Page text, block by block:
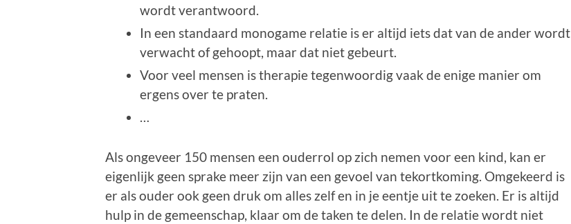
wordt verantwoord.
In een standaard monogame relatie is er altijd iets dat van de ander wordt
verwacht of gehoopt, maar dat niet gebeurt.
Voor veel mensen is therapie tegenwoordig vaak de enige manier om
ergens over te praten.
…
Als ongeveer 150 mensen een ouderrol op zich nemen voor een kind, kan er
eigenlijk geen sprake meer zijn van een gevoel van tekortkoming. Omgekeerd is
er als ouder ook geen druk om alles zelf en in je eentje uit te zoeken. Er is altijd
hulp in de gemeenschap, klaar om de taken te delen. In de relatie wordt niet